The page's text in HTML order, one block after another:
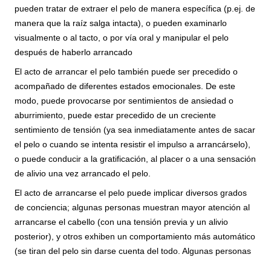
pueden tratar de extraer el pelo de manera específica (p.ej. de
manera que la raíz salga intacta), o pueden examinarlo
visualmente o al tacto, o por vía oral y manipular el pelo
después de haberlo arrancado
El acto de arrancar el pelo también puede ser precedido o
acompañado de diferentes estados emocionales. De este
modo, puede provocarse por sentimientos de ansiedad o
aburrimiento, puede estar precedido de un creciente
sentimiento de tensión (ya sea inmediatamente antes de sacar
el pelo o cuando se intenta resistir el impulso a arrancárselo),
o puede conducir a la gratificación, al placer o a una sensación
de alivio una vez arrancado el pelo.
El acto de arrancarse el pelo puede implicar diversos grados
de conciencia; algunas personas muestran mayor atención al
arrancarse el cabello (con una tensión previa y un alivio
posterior), y otros exhiben un comportamiento más automático
(se tiran del pelo sin darse cuenta del todo. Algunas personas